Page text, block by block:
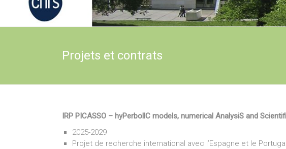
Projets et contrats
IRP PICASSO – hyPerbollC models, numerical AnalysiS and
2025-2029
Projet de recherche international avec l’Espagne et le